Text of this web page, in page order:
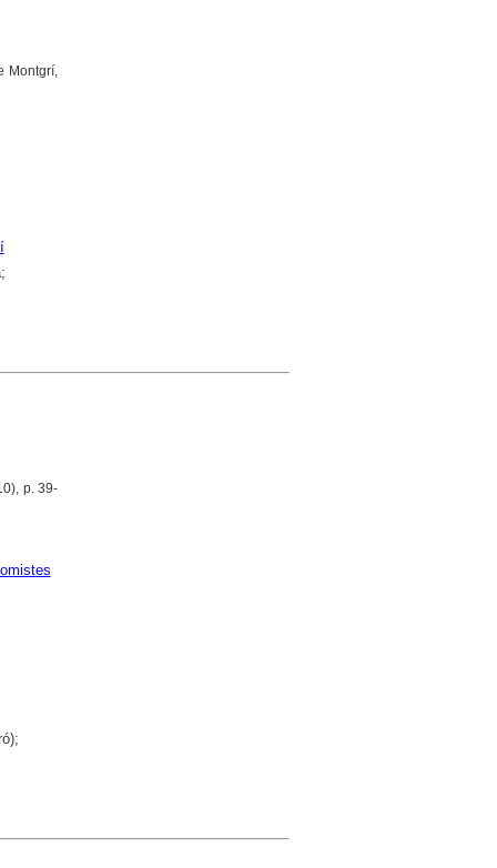
Montgrí,
p. 39-